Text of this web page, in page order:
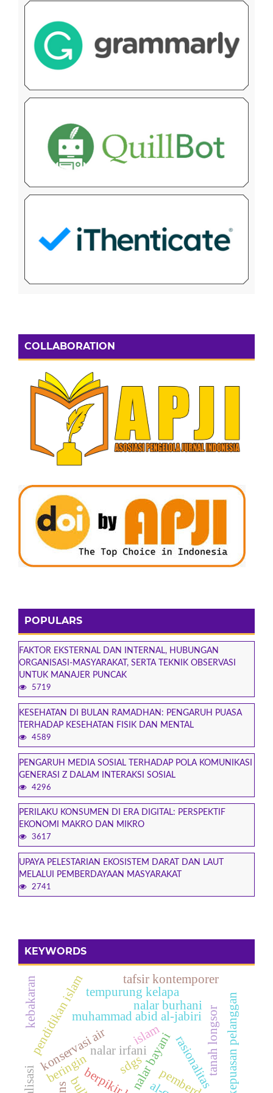
COLLABORATION
POPULARS
FAKTOR EKSTERNAL DAN INTERNAL, HUBUNGAN
ORGANISASI-MASYARAKAT, SERTA TEKNIK OBSERVASI
UNTUK MANAJER PUNCAK
5719
KESEHATAN DI BULAN RAMADHAN: PENGARUH PUASA
TERHADAP KESEHATAN FISIK DAN MENTAL
4589
PENGARUH MEDIA SOSIAL TERHADAP POLA KOMUNIKASI
GENERASI Z DALAM INTERAKSI SOSIAL
4296
PERILAKU KONSUMEN DI ERA DIGITAL: PERSPEKTIF
EKONOMI MAKRO DAN MIKRO
3617
UPAYA PELESTARIAN EKOSISTEM DARAT DAN LAUT
MELALUI PEMBERDAYAAN MASYARAKAT
2741
KEYWORDS
rasionalitas
muhammad abid al-jabiri
pendidikan islam
nalar bayani
nalar irfani
nalar burhani
konservasi air tanah longsor
beringin sdgs kepuasan pelanggan
tempurung kelapa
kebakaran tafsir kontemporer
islam